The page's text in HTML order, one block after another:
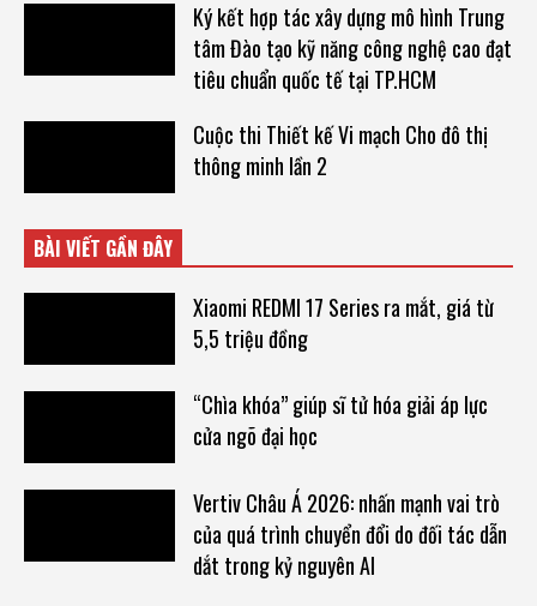
Ký kết hợp tác xây dựng mô hình Trung
tâm Đào tạo kỹ năng công nghệ cao đạt
tiêu chuẩn quốc tế tại TP.HCM
Cuộc thi Thiết kế Vi mạch Cho đô thị
thông minh lần 2
BÀI VIẾT GẦN ĐÂY
Xiaomi REDMI 17 Series ra mắt, giá từ
5,5 triệu đồng
“Chìa khóa” giúp sĩ tử hóa giải áp lực
cửa ngõ đại học
Vertiv Châu Á 2026: nhấn mạnh vai trò
của quá trình chuyển đổi do đối tác dẫn
dắt trong kỷ nguyên AI